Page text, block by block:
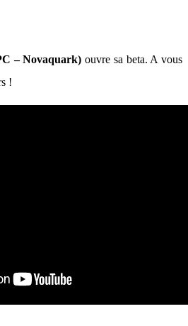
– Novaquark)ouvre sa beta. A vous
!